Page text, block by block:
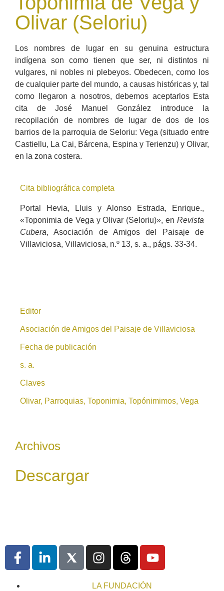
Olivar (Seloriu)
Los nombres de lugar en su genuina estructura
indígena son como tienen que ser, ni distintos ni
vulgares, ni nobles ni plebeyos. Obedecen, como los
de cualquier parte del mundo, a causas históricas y, tal
como llegaron a nosotros, debemos aceptarlos Esta
cita de José Manuel González introduce la
recopilación de nombres de lugar de dos de los
barrios de la parroquia de Seloriu: Vega (situado entre
Castiellu, La Cai, Bárcena, Espina y Terienzu) y Olivar,
en la zona costera.
Cita bibliográfica completa
Portal Hevia, Lluis y Alonso Estrada, Enrique.,
«Toponimia de Vega y Olivar (Seloriu)», en Revista
Cubera, Asociación de Amigos del Paisaje de
Villaviciosa, Villaviciosa, n.º 13, s. a., págs. 33-34.
Editor
Asociación de Amigos del Paisaje de Villaviciosa
Fecha de publicación
s. a.
Claves
Olivar, Parroquias, Toponimia, Topónimimos, Vega
Archivos
Descargar
LA FUNDACIÓN